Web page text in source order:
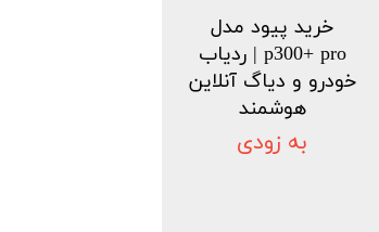
خرید پیود مدل
p300+ pro | ردیاب
خودرو و دیاگ آنلاین
هوشمند
به زودی